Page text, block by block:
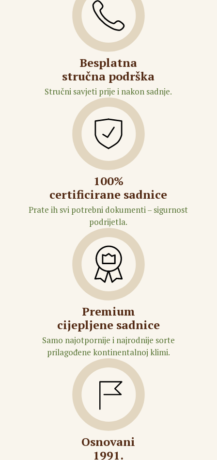
Besplatna
stručna podrška
Stručni savjeti prije i nakon sadnje.
100%
certificirane sadnice
Prate ih svi potrebni dokumenti – sigurnost
podrijetla.
Premium
cijepljene sadnice
Samo najotpornije i najrodnije sorte
prilagođene kontinentalnoj klimi.
Osnovani
1991.